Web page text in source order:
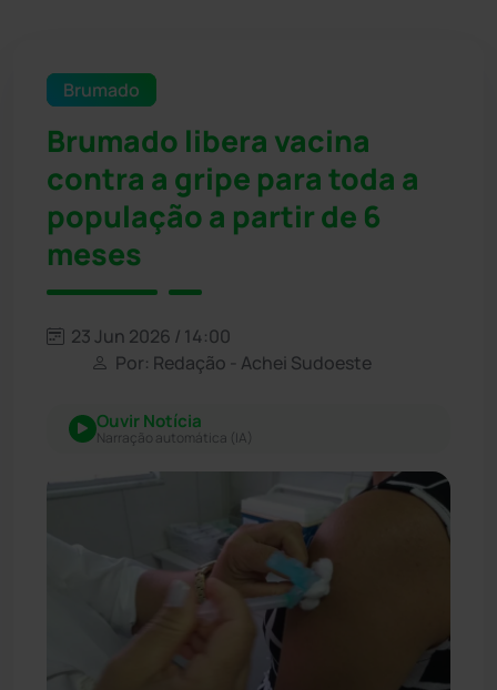
Brumado
Brumado libera vacina
contra a gripe para toda a
população a partir de 6
meses
23 Jun 2026 / 14:00
Por: Redação - Achei Sudoeste
Ouvir Notícia
Narração automática (IA)